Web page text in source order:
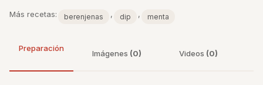
Más recetas: berenjenas , dip , menta
Preparación
Imágenes (0) Videos (0)